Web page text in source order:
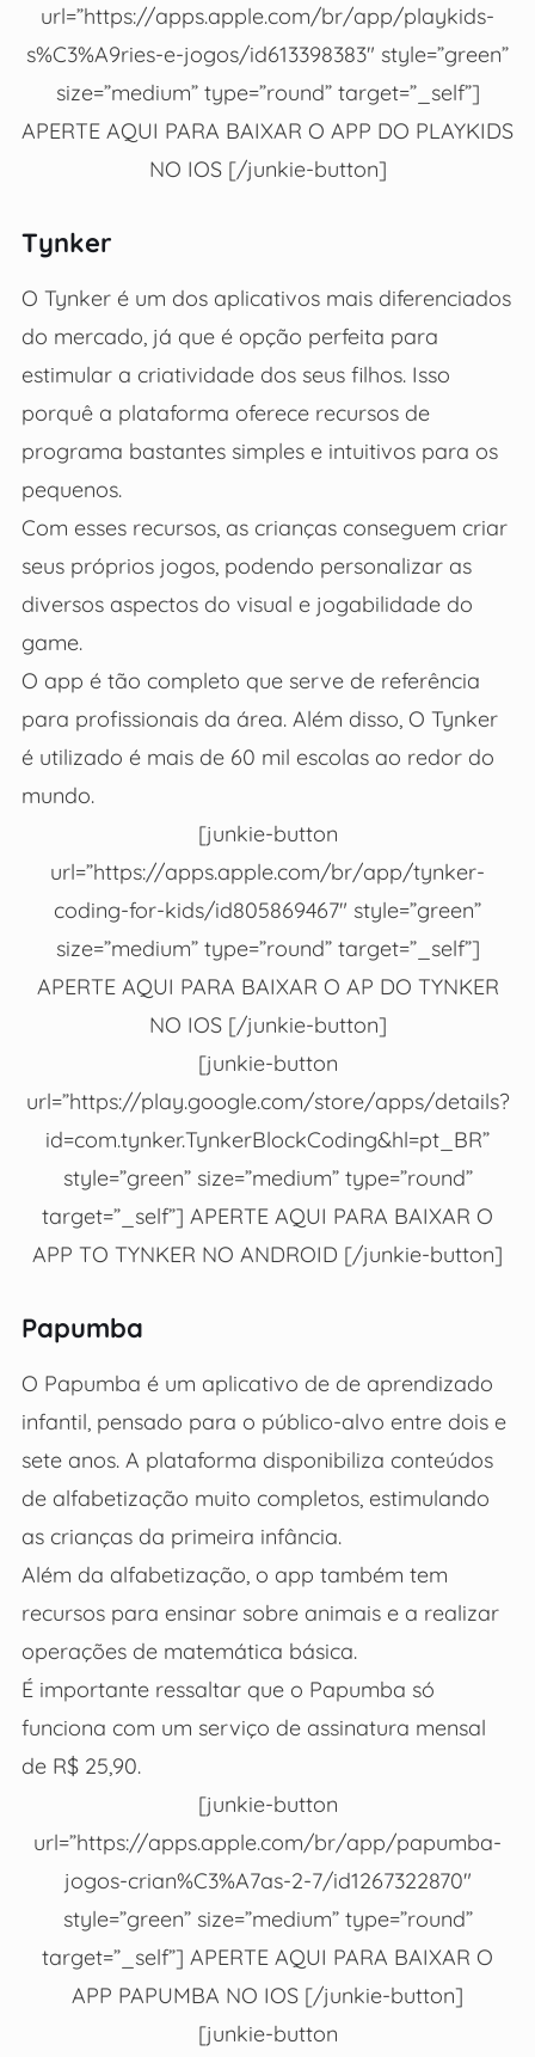
url=”https://apps.apple.com/br/app/playkids-
s%C3%A9ries-e-jogos/id613398383″ style=”green”
size=”medium” type=”round” target=”_self”]
APERTE AQUI PARA BAIXAR O APP DO PLAYKIDS
NO IOS [/junkie-button]
Tynker
O Tynker é um dos aplicativos mais diferenciados
do mercado, já que é opção perfeita para
estimular a criatividade dos seus filhos. Isso
porquê a plataforma oferece recursos de
programa bastantes simples e intuitivos para os
pequenos.
Com esses recursos, as crianças conseguem criar
seus próprios jogos, podendo personalizar as
diversos aspectos do visual e jogabilidade do
game.
O app é tão completo que serve de referência
para profissionais da área. Além disso, O Tynker
é utilizado é mais de 60 mil escolas ao redor do
mundo.
[junkie-button
url=”https://apps.apple.com/br/app/tynker-
coding-for-kids/id805869467″ style=”green”
size=”medium” type=”round” target=”_self”]
APERTE AQUI PARA BAIXAR O AP DO TYNKER
NO IOS [/junkie-button]
[junkie-button
url=”https://play.google.com/store/apps/details?
id=com.tynker.TynkerBlockCoding&hl=pt_BR”
style=”green” size=”medium” type=”round”
target=”_self”] APERTE AQUI PARA BAIXAR O
APP TO TYNKER NO ANDROID [/junkie-button]
Papumba
O Papumba é um aplicativo de de aprendizado
infantil, pensado para o público-alvo entre dois e
sete anos. A plataforma disponibiliza conteúdos
de alfabetização muito completos, estimulando
as crianças da primeira infância.
Além da alfabetização, o app também tem
recursos para ensinar sobre animais e a realizar
operações de matemática básica.
É importante ressaltar que o Papumba só
funciona com um serviço de assinatura mensal
de R$ 25,90.
[junkie-button
url=”https://apps.apple.com/br/app/papumba-
jogos-crian%C3%A7as-2-7/id1267322870″
style=”green” size=”medium” type=”round”
target=”_self”] APERTE AQUI PARA BAIXAR O
APP PAPUMBA NO IOS [/junkie-button]
[junkie-button